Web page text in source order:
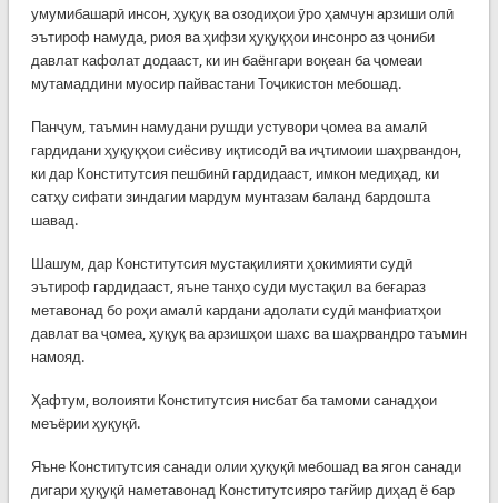
умумибашарӣ инсон, ҳуқуқ ва озодиҳои ӯро ҳамчун арзиши олӣ
эътироф намуда, риоя ва ҳифзи ҳуқуқҳои инсонро аз ҷониби
давлат кафолат додааст, ки ин баёнгари воқеан ба ҷомеаи
мутамаддини муосир пайвастани Тоҷикистон мебошад.
Панҷум, таъмин намудани рушди устувори ҷомеа ва амалӣ
гардидани ҳуқуқҳои сиёсиву иқтисодӣ ва иҷтимоии шаҳрвандон,
ки дар Конститутсия пешбинӣ гардидааст, имкон медиҳад, ки
сатҳу сифати зиндагии мардум мунтазам баланд бардошта
шавад.
Шашум, дар Конститутсия мустақилияти ҳокимияти судӣ
эътироф гардидааст, яъне танҳо суди мустақил ва беғараз
метавонад бо роҳи амалӣ кардани адолати судӣ манфиатҳои
давлат ва ҷомеа, ҳуқуқ ва арзишҳои шахс ва шаҳрвандро таъмин
намояд.
Ҳафтум, волоияти Конститутсия нисбат ба тамоми санадҳои
меъёрии ҳуқуқӣ.
Яъне Конститутсия санади олии ҳуқуқӣ мебошад ва ягон санади
дигари ҳуқуқӣ наметавонад Конститутсияро тағйир диҳад ё бар